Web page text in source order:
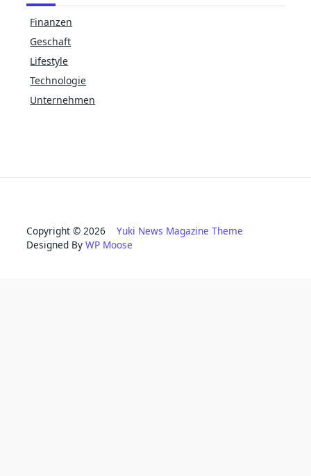
Finanzen
Geschaft
Lifestyle
Technologie
Unternehmen
Copyright © 2026 Yuki News Magazine Theme
Designed By WP Moose